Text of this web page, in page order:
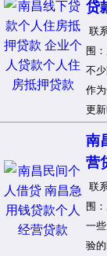
贷
联
围
不
作
更
南
营
联
围
一
验